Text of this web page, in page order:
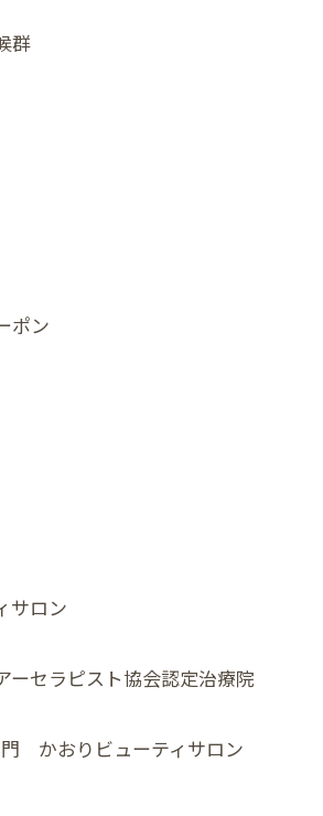
群
ポン
サロン
ーセラピスト協会認定治療院
かおりビューティサロン